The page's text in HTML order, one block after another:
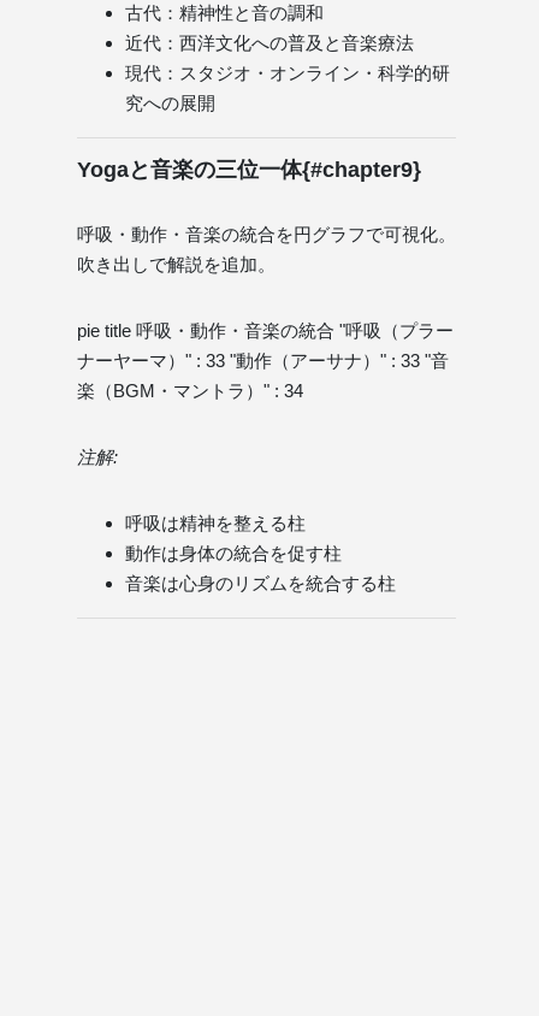
古代：精神性と音の調和
近代：西洋文化への普及と音楽療法
現代：スタジオ・オンライン・科学的研
究への展開
Yogaと音楽の三位一体{#chapter9}
呼吸・動作・音楽の統合を円グラフで可視化。
吹き出しで解説を追加。
pie title 呼吸・動作・音楽の統合 "呼吸（プラー
ナーヤーマ）" : 33 "動作（アーサナ）" : 33 "音
楽（BGM・マントラ）" : 34
注解:
呼吸は精神を整える柱
動作は身体の統合を促す柱
音楽は心身のリズムを統合する柱